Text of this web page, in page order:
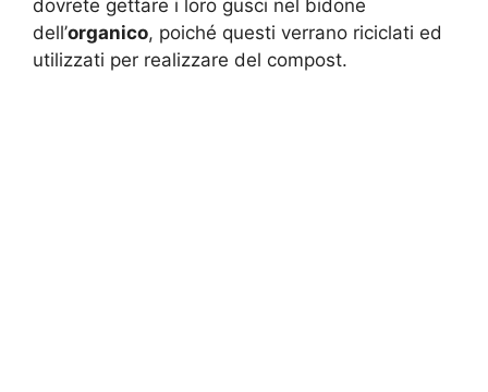
dovrete gettare i loro gusci nel bidone
dell’organico, poiché questi verrano riciclati ed
utilizzati per realizzare del compost.